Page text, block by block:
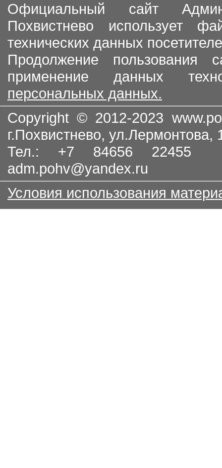
Официальный сайт
Похвистнево использует
технических данных
Продолжение пользования
применение данных
персональных данных.
Copyright © 2012-2023
г.Похвистнево, ул.Лермонтова,
Тел.: +7 84656
adm.pohv@yandex.ru
Условия использования